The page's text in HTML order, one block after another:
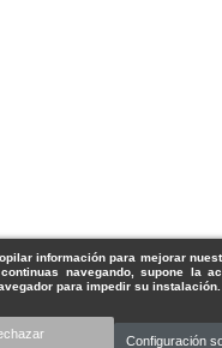
información para mejorar
navegando, supone la
para impedir su instalación.
Configuración